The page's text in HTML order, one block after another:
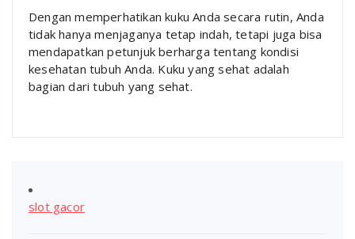
Dengan memperhatikan kuku Anda secara rutin, Anda
tidak hanya menjaganya tetap indah, tetapi juga bisa
mendapatkan petunjuk berharga tentang kondisi
kesehatan tubuh Anda. Kuku yang sehat adalah
bagian dari tubuh yang sehat.
slot gacor